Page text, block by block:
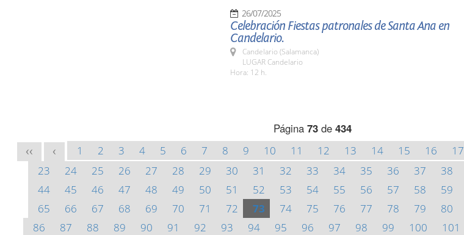
26/07/2025
Celebración Fiestas patronales de Santa Ana en
Candelario.
Candelario (Salamanca)
LUGAR Candelario
Hora: 12 h.
Página 73 de 434
<< < 1 2 3 4 5 6 7 8 9 10 11 12 13 14 15 16 17
23
24 25 26 27 28 29 30 31 32 33 34 35 36 37 38
44
45 46 47 48 49 50 51 52 53 54 55 56 57 58 59
65
66 67 68 69 70 71 72 73 74 75 76 77 78 79 80
86
87 88 89 90 91 92 93 94 95 96 97 98 99 100 101